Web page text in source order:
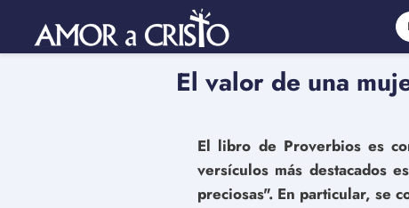
El valor de una
El libro de Proverbios es
versículos más destacados
preciosas". En particular, se